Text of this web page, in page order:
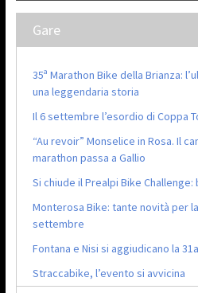
Gare
35ª Marathon Bike della Brianza:
una leggendaria storia
Il 6 settembre l’esordio di Coppa
“Au revoir” Monselice in Rosa. Il
marathon passa a Gallio
Si chiude il Prealpi Bike Challenge:
Monterosa Bike: tante novità per
settembre
Fontana e Nisi si aggiudicano la
Straccabike, l’evento si avvicina